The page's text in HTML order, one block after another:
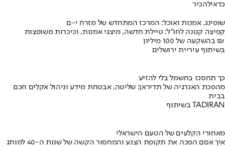
כדאילהכיר
שופינג, אמנות ואוכל: המרכז המתחדש של מזרח י-ם
קפיצה קטנה לחו"ל: טיילת חדשה, מיצגי אמנות, וכיכרות משופצות
בהשקעה של 100 מיליון ₪
בשיתוף עיריית ירושלים
כך תחסכו בחשמל בלי להזיע
מהפכת האנרגיה של תדיראן: שליטה, אבטחת מידע וניהול אקלים חכם
בבית
בשיתוף TADIRAN
מאחורי הקלעים של הטעם הישראלי
איך אסם הפכה את תקופת הצנע והמחסור הקשה של שנות ה-40 למותג